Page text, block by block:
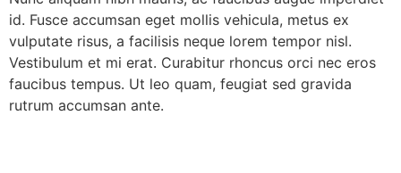
id. Fusce accumsan eget mollis vehicula, metus ex
vulputate risus, a facilisis neque lorem tempor nisl.
Vestibulum et mi erat. Curabitur rhoncus orci nec eros
faucibus tempus. Ut leo quam, feugiat sed gravida
rutrum accumsan ante.